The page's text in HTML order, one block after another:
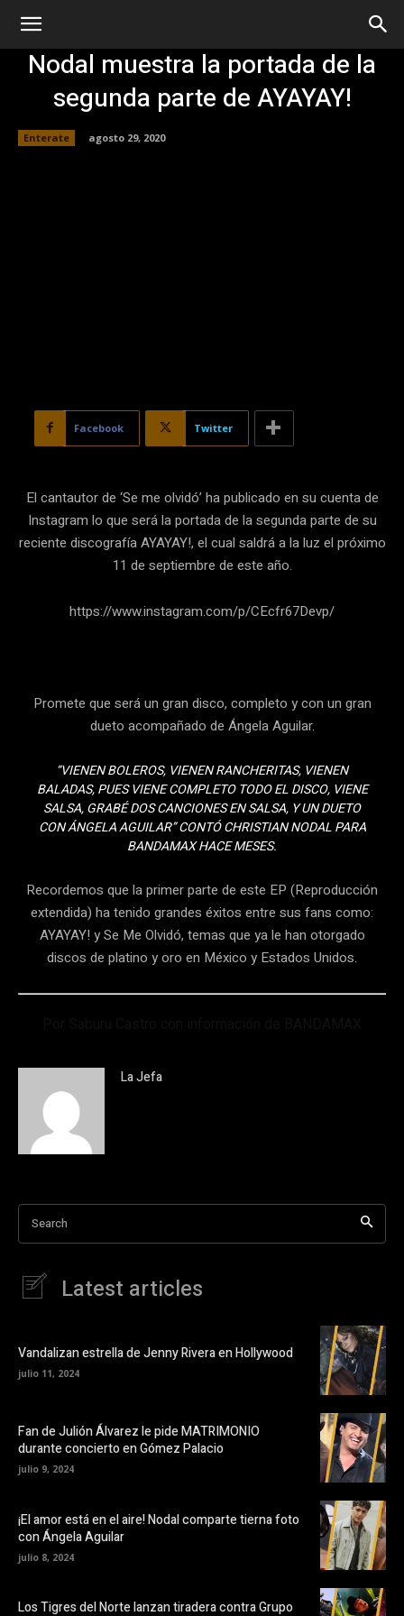
Nodal muestra la portada de la
segunda parte de AYAYAY!
Enterate agosto 29, 2020
Facebook Twitter
El cantautor de ‘Se me olvidó’ ha publicado en su cuenta de
Instagram lo que será la portada de la segunda parte de su
reciente discografía AYAYAY!, el cual saldrá a la luz el próximo
11 de septiembre de este año.
https://www.instagram.com/p/CEcfr67Devp/
Promete que será un gran disco, completo y con un gran
dueto acompañado de Ángela Aguilar.
“VIENEN BOLEROS, VIENEN RANCHERITAS, VIENEN
BALADAS, PUES VIENE COMPLETO TODO EL DISCO, VIENE
SALSA, GRABÉ DOS CANCIONES EN SALSA, Y UN DUETO
CON ÁNGELA AGUILAR” CONTÓ CHRISTIAN NODAL PARA
BANDAMAX HACE MESES.
Recordemos que la primer parte de este EP (Reproducción
extendida) ha tenido grandes éxitos entre sus fans como:
AYAYAY! y Se Me Olvidó, temas que ya le han otorgado
discos de platino y oro en México y Estados Unidos.
La Jefa
Search
Latest articles
Vandalizan estrella de Jenny Rivera en Hollywood
julio 11, 2024
Fan de Julión Álvarez le pide MATRIMONIO
durante concierto en Gómez Palacio
julio 9, 2024
¡El amor está en el aire! Nodal comparte tierna foto
con Ángela Aguilar
julio 8, 2024
Los Tigres del Norte lanzan tiradera contra Grupo